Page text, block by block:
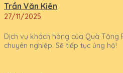
Trần Văn Kiên
27/11/2025
Dịch vụ khách hàng của Quà Tặng
chuyên nghiệp. Sẽ tiếp tục ủng hộ!